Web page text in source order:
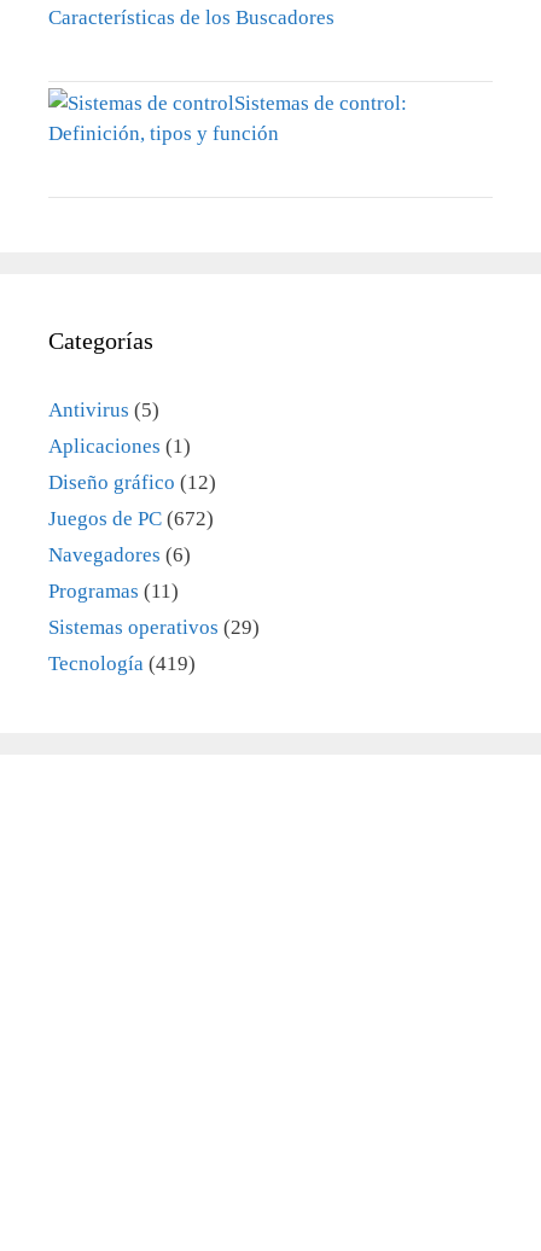
Características de los Buscadores
Sistemas de control:
Definición, tipos y función
Categorías
Antivirus (5)
Aplicaciones (1)
Diseño gráfico (12)
Juegos de PC (672)
Navegadores (6)
Programas (11)
Sistemas operativos (29)
Tecnología (419)